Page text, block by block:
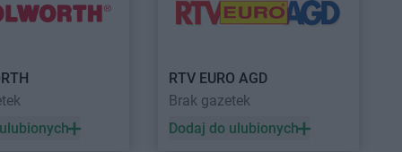
Laboo Lwówek
Laboo Myślenice
RTV EURO AGD
Brak gazetek
Dodaj do ulubionych